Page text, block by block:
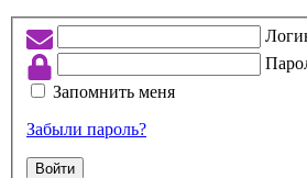
Запомнить меня
Забыли пароль?
Войти